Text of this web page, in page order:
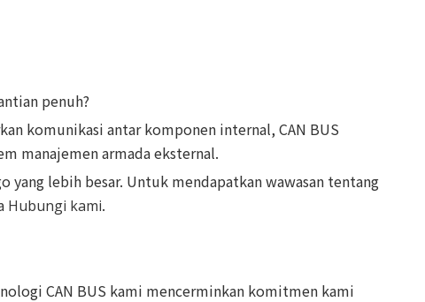
penuh?
komunikasi antar komponen internal, CAN BUS
manajemen armada eksternal.
yang lebih besar. Untuk mendapatkan wawasan tentang
Hubungi kami.
CAN BUS kami mencerminkan komitmen kami